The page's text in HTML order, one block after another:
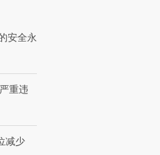
安全永
重违
减少